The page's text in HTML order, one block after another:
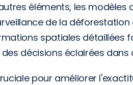
éléments, les modèles
de la
spatiales détaillées
décisions éclairées dans
pour améliorer